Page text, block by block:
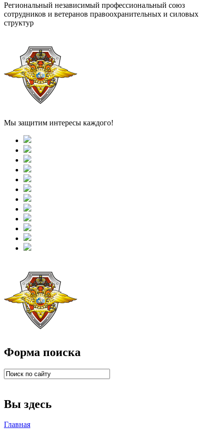
Региональный независимый профессиональный союз
сотрудников и ветеранов правоохранительных и силовых
структур
Мы защитим интересы каждого!
Форма поиска
Вы здесь
Главная